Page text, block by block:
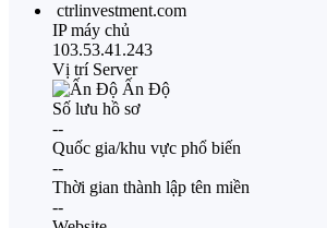
ctrlinvestment.com
IP máy chủ
103.53.41.243
Vị trí Server
Ấn Độ
Số lưu hồ sơ
--
Quốc gia/khu vực phổ biến
--
Thời gian thành lập tên miền
--